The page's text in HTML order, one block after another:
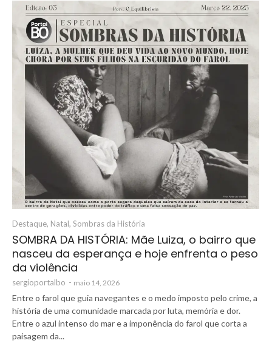
Destaque, Natal, Sombras da História
SOMBRA DA HISTÓRIA: Mãe Luiza, o bairro que
nasceu da esperança e hoje enfrenta o peso
da violência
sergioportalbo - maio 14, 2026
Entre o farol que guia navegantes e o medo imposto pelo crime, a
história de uma comunidade marcada por luta, memória e dor.
Entre o azul intenso do mar e a imponência do farol que corta a
paisagem da...